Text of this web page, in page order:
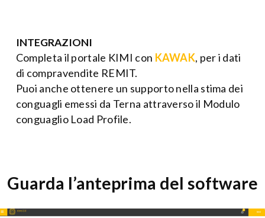
INTEGRAZIONI
Completa il portale KIMI con KAWAK, per i dati
di compravendite REMIT.
Puoi anche ottenere un supporto nella stima dei
conguagli emessi da Terna attraverso il Modulo
conguaglio Load Profile.
Guarda l’anteprima del software